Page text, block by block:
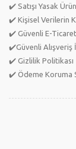
✔️ Satışı Yasak
✔️ Kişisel Verilerin
✔️ Güvenli E-Ticaret
✔️Güvenli Alışveriş
✔️ Gizlilik Politikası
✔️ Ödeme Koruma